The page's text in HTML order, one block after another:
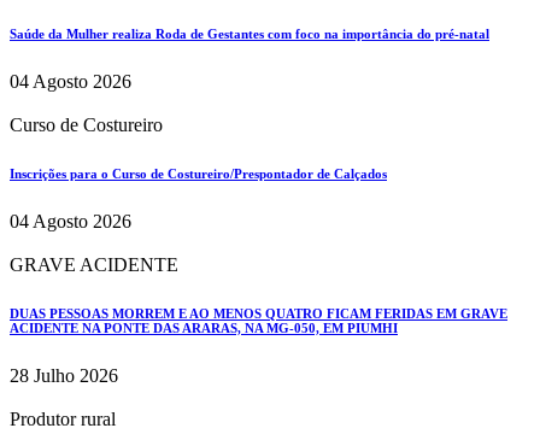
Saúde da Mulher realiza Roda de Gestantes com foco na importância do pré-natal
04 Agosto 2026
Curso de Costureiro
Inscrições para o Curso de Costureiro/Prespontador de Calçados
04 Agosto 2026
GRAVE ACIDENTE
DUAS PESSOAS MORREM E AO MENOS QUATRO FICAM FERIDAS EM GRAVE
ACIDENTE NA PONTE DAS ARARAS, NA MG-050, EM PIUMHI
28 Julho 2026
Produtor rural